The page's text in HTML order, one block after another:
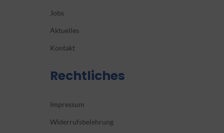
Jobs
Aktuelles
Kontakt
Rechtliches
Impressum
Widerrufsbelehrung